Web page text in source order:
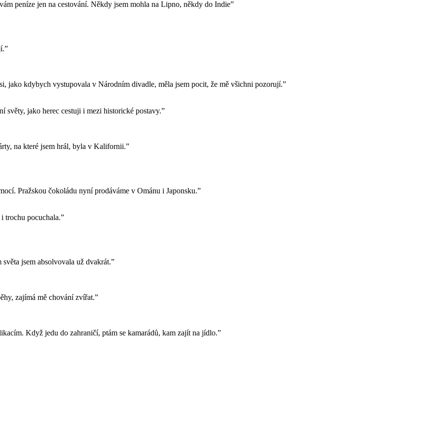
peníze jen na cestování. Někdy jsem mohla na Lipno, někdy do Indie”
jako kdybych vystupovala v Národním divadle, měla jsem pocit, že mě všichni pozorují.”
jako herec cestuji i mezi historické postavy.”
na které jsem hrál, byla v Kalifornii.”
Pražskou čokoládu nyní prodáváme v Ománu i Japonsku.”
trochu pocuchala.”
jsem absolvovala už dvakrát.”
zajímá mě chování zvířat.”
Když jedu do zahraničí, ptám se kamarádů, kam zajít na jídlo.”